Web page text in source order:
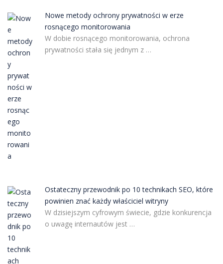
Nowe metody ochrony prywatności w erze
rosnącego monitorowania
W dobie rosnącego monitorowania, ochrona
prywatności stała się jednym z …
Ostateczny przewodnik po 10 technikach SEO, które
powinien znać każdy właściciel witryny
W dzisiejszym cyfrowym świecie, gdzie konkurencja
o uwagę internautów jest …